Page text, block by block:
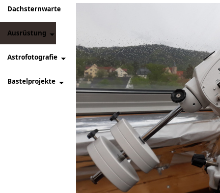
Dachsternwarte
Ausrüstung
Astrofotografie
Bastelprojekte